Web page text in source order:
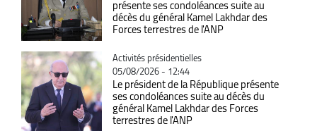
présente ses condoléances suite au
décès du général Kamel Lakhdar des
Forces terrestres de l'ANP
Catégorie
Activités présidentielles
05/08/2026 - 12:44
Le président de la République présente
ses condoléances suite au décès du
général Kamel Lakhdar des Forces
terrestres de l'ANP